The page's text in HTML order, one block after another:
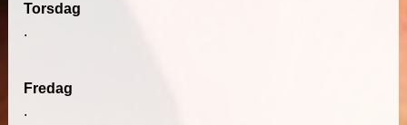
Torsdag
.
Fredag
.